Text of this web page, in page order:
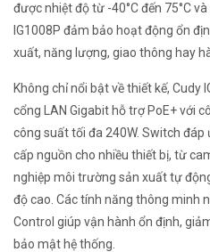
được nhiệt độ từ -40°C đến 75°C
IG1008P đảm bảo hoạt động ổn
xuất, năng lượng, giao thông hay
Không chỉ nổi bật về thiết kế, Cudy
cổng LAN Gigabit hỗ trợ PoE+ với
công suất tối đa 240W. Switch đáp
cấp nguồn cho nhiều thiết bị, từ
nghiệp môi trường sản xuất tự
độ cao. Các tính năng thông minh
Control giúp vận hành ổn định,
bảo mật hệ thống.